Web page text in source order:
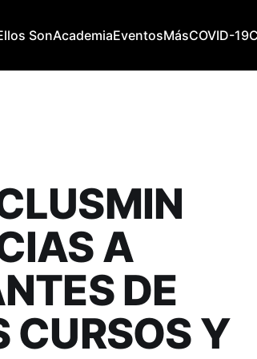
SonAcademiaEventosMásCOVID-19
A
DE
CURSOS Y